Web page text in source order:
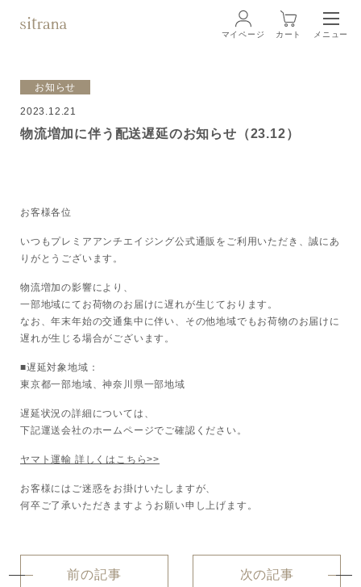
クリーム
ローション
クレンジング・洗顔料
マスク・スペシャルケア
ボディケア
美容液
マイページ カート メニュー
お知らせ
2023.12.21
物流増加に伴う配送遅延のお知らせ（23.12）
お客様各位
いつもプレミアアンチエイジング公式通販をご利用いただき、誠にあ
りがとうございます。
物流増加の影響により、
一部地域にてお荷物のお届けに遅れが生じております。
なお、年末年始の交通集中に伴い、その他地域でもお荷物のお届けに
遅れが生じる場合がございます。
■遅延対象地域：
東京都一部地域、神奈川県一部地域
遅延状況の詳細については、
下記運送会社のホームページでご確認ください。
ヤマト運輸 詳しくはこちら>>
お客様にはご迷惑をお掛けいたしますが、
何卒ご了承いただきますようお願い申し上げます。
前の記事 次の記事